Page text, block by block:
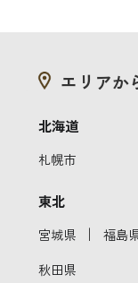
エリアか
北海道
札幌市
東北
宮城県 ｜ 福島
秋田県